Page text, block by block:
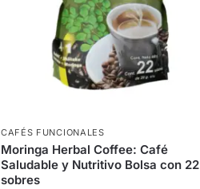
CAFÉS FUNCIONALES
Moringa Herbal Coffee: Café
Saludable y Nutritivo Bolsa con 22
sobres